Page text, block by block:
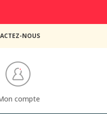
NOUS
compte